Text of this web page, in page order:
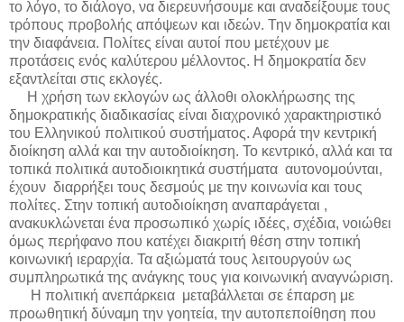
το λόγο, το διάλογο, να διερευνήσουμε και αναδείξουμε τους
τρόπους προβολής απόψεων και ιδεών. Την δημοκρατία και
την διαφάνεια. Πολίτες είναι αυτοί που μετέχουν με
προτάσεις ενός καλύτερου μέλλοντος. Η δημοκρατία δεν
εξαντλείται στις εκλογές.
Η χρήση των εκλογών ως άλλοθι ολοκλήρωσης της
δημοκρατικής διαδικασίας είναι διαχρονικό χαρακτηριστικό
του Ελληνικού πολιτικού συστήματος. Αφορά την κεντρική
διοίκηση αλλά και την αυτοδιοίκηση. Το κεντρικό, αλλά και τα
τοπικά πολιτικά αυτοδιοικητικά συστήματα αυτονομoύνται,
έχουν διαρρήξει τους δεσμούς με την κοινωνία και τους
πολίτες. Στην τοπική αυτοδιοίκηση αναπαράγεται ,
ανακυκλώνεται ένα προσωπικό χωρίς ιδέες, σχέδια, νοιώθει
όμως περήφανο που κατέχει διακριτή θέση στην τοπική
κοινωνική ιεραρχία. Τα αξιώματά τους λειτουργούν ως
συμπληρωτικά της ανάγκης τους για κοινωνική αναγνώριση.
Η πολιτική ανεπάρκεια μεταβάλλεται σε έπαρση με
προωθητική δύναμη την γοητεία, την αυτοπεποίθηση που